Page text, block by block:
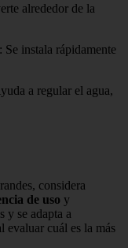
alrededor de la
: Se instala rápidamente
a regular el agua,
considera
de uso y
y se adapta a
evaluar cuál es la más